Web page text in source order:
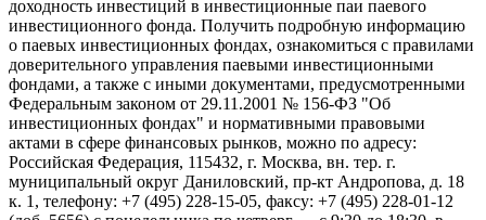
доходность инвестиций в инвестиционные паи паевого
инвестиционного фонда. Получить подробную информацию
о паевых инвестиционных фондах, ознакомиться с правилами
доверительного управления паевыми инвестиционными
фондами, а также с иными документами, предусмотренными
Федеральным законом от 29.11.2001 № 156-ФЗ "Об
инвестиционных фондах" и нормативными правовыми
актами в сфере финансовых рынков, можно по адресу:
Российская Федерация, 115432, г. Москва, вн. тер. г.
муниципальный округ Даниловский, пр-кт Андропова, д. 18
к. 1, телефону: +7 (495) 228-15-05, факсу: +7 (495) 228-01-12